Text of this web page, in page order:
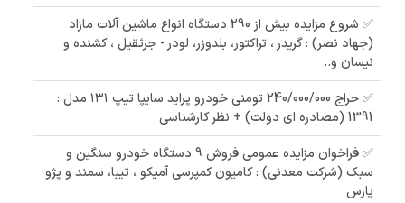
✅ شروع مزایده بیش از 290 دستگاه انواع ماشین آلات مازاد
(جهاد نصر) : گریدر ، تراکتور، بلدوزر، لودر - جرثقیل ، کشنده و
نیسان و..
✅ حراج 240/000/000 تومنی خودرو پراید سایپا تیپ ۱۳۱ مدل :
1391 (مصادره ای دولت) + نظر کارشناسی
✅ فراخوان مزایده عمومی فروش 9 دستگاه خودرو سنگین و
سبک (شرکت معدنی) : کامیون کمپرسی آمیکو ، تیبا، سمند و پژو
پارس